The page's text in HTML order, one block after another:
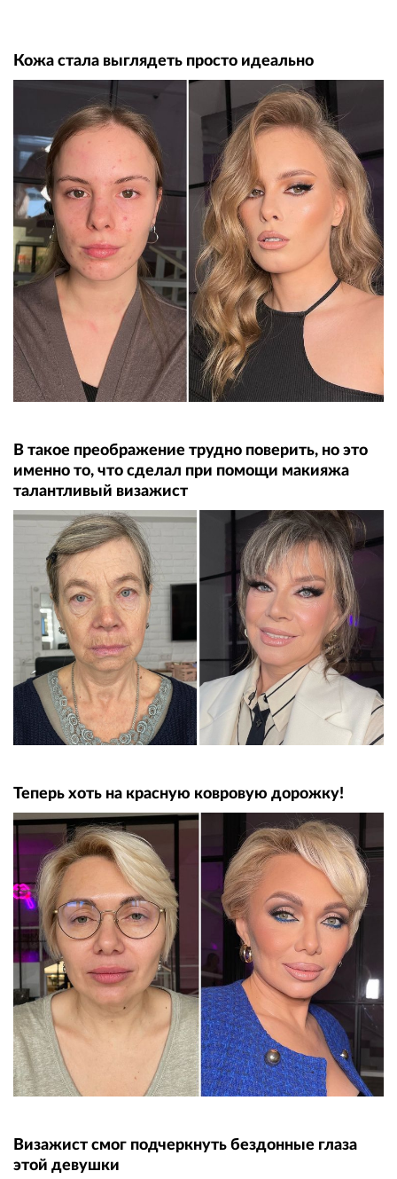
Кожа стала выглядеть просто идеально
В такое преображение трудно поверить, но это
именно то, что сделал при помощи макияжа
талантливый визажист
Теперь хоть на красную ковровую дорожку!
Визажист смог подчеркнуть бездонные глаза
этой девушки